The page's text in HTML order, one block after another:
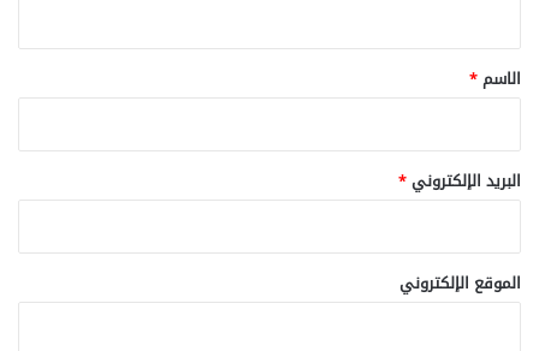
*
الاسم*
البريد الإلكتروني*
الموقع الإلكتروني